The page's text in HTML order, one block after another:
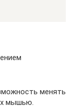
менять
мышью.